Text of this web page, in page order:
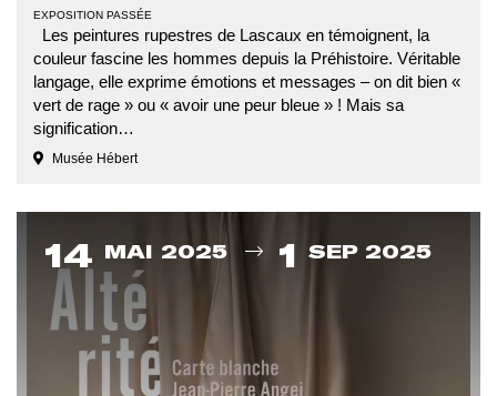
TYPE
D'ÉVÉNEMENT
EXPOSITION PASSÉE
Les peintures rupestres de Lascaux en témoignent, la
couleur fascine les hommes depuis la Préhistoire. Véritable
langage, elle exprime émotions et messages – on dit bien «
vert de rage » ou « avoir une peur bleue » ! Mais sa
signification…
Musée Hébert
Du
14 MAI 2025 1 SEP 2025